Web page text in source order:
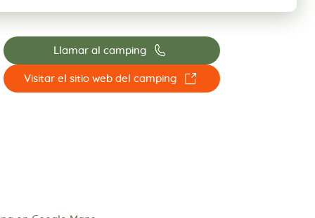
Llamar al camping 📞
Visitar el sitio web del camping ☐